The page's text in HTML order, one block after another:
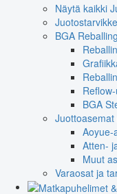
Näytä kaikki
BGA
BGA
Juottoasemat
Aoyue-
Atten-
Muut
Varaosat ja